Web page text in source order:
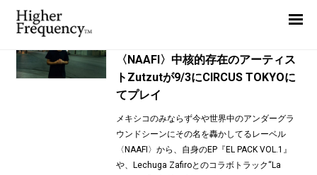
TAG: Zutzut
〈NAAFI〉中核的存在のアーティス
トZutzutが9/3にCIRCUS TOKYOに
てプレイ
メキシコのみならず今や世界中のアンダーグラ
ウンドシーンにその名を轟かしてるレーベル
〈NAAFI〉から、自身のEP『EL PACK VOL.1』
や、Lechuga Zafiroとのコラボトラック“La
News
Interview
Report